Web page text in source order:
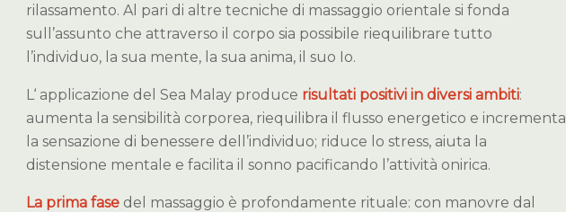
rilassamento. Al pari di altre tecniche di massaggio orientale si fonda
sull’assunto che attraverso il corpo sia possibile riequilibrare tutto
l’individuo, la sua mente, la sua anima, il suo Io.
L‘ applicazione del Sea Malay produce risultati positivi in diversi ambiti:
aumenta la sensibilità corporea, riequilibra il flusso energetico e incrementa
la sensazione di benessere dell’individuo; riduce lo stress, aiuta la
distensione mentale e facilita il sonno pacificando l’attività onirica.
La prima fase del massaggio è profondamente rituale: con manovre dal